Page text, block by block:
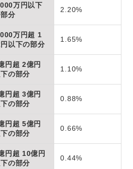
万円以下
分
2.20%
万円超 1
以下の部分
1.65%
円超 2億円
の部分
1.10%
円超 3億円
の部分
0.88%
円超 5億円
の部分
0.66%
円超 10億円
の部分
0.44%